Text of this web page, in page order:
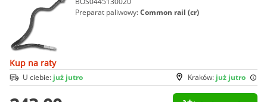
Preparat paliwowy:Common rail (cr)
Kup na raty
Kraków: już jutro
U ciebie: już jutro